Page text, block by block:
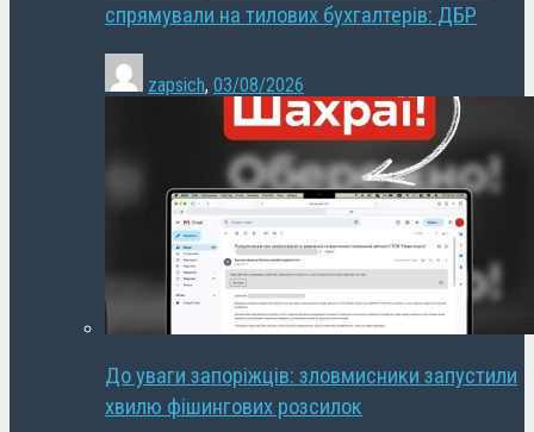
спрямували на тилових бухгалтерів: ДБР
zapsich, 03/08/2026
До уваги запоріжців: зловмисники запустили
хвилю фішингових розсилок